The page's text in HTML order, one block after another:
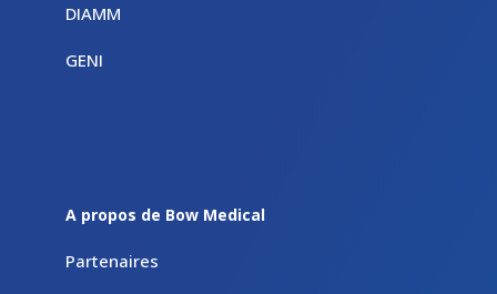
DIAMM
GENI
A propos de Bow Medical
Partenaires